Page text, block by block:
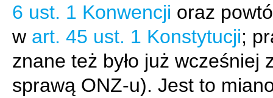
6 ust. 1 Konwencji oraz
w art. 45 ust. 1 Konstytucji;
znane też było już wcześniej
sprawą ONZ-u). Jest to